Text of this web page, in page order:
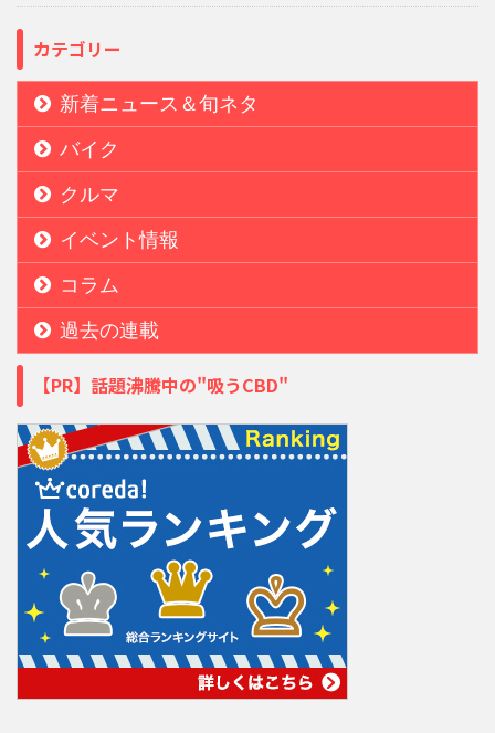
カテゴリー
新着ニュース＆旬ネタ
バイク
クルマ
イベント情報
コラム
過去の連載
【PR】話題沸騰中の"吸うCBD"